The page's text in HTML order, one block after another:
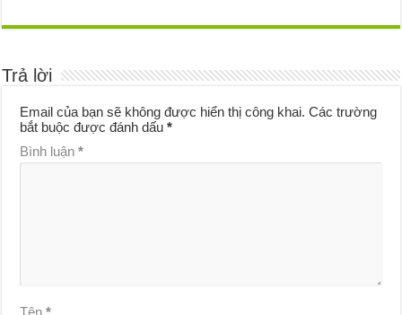
Trả lời
Email của bạn sẽ không được hiển thị công khai. Các trường
bắt buộc được đánh dấu*
Bình luận*